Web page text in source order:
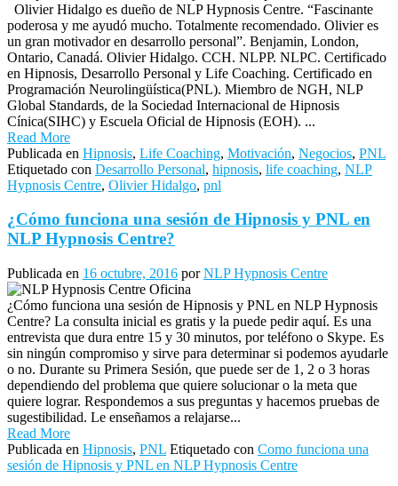
Olivier Hidalgo es dueño de NLP Hypnosis Centre. “Fascinante
poderosa y me ayudó mucho. Totalmente recomendado. Olivier es
un gran motivador en desarrollo personal”. Benjamin, London,
Ontario, Canadá. Olivier Hidalgo. CCH. NLPP. NLPC. Certificado
en Hipnosis, Desarrollo Personal y Life Coaching. Certificado en
Programación Neurolingüística(PNL). Miembro de NGH, NLP
Global Standards, de la Sociedad Internacional de Hipnosis
Cínica(SIHC) y Escuela Oficial de Hipnosis (EOH). ...
Read More
Publicada en Hipnosis, Life Coaching, Motivación, Negocios, PNL
Etiquetado con Desarrollo Personal, hipnosis, life coaching, NLP
Hypnosis Centre, Olivier Hidalgo, pnl
¿Cómo funciona una sesión de Hipnosis y PNL en
NLP Hypnosis Centre?
Publicada en 16 octubre, 2016 porNLP Hypnosis Centre
¿Cómo funciona una sesión de Hipnosis y PNL en NLP Hypnosis
Centre? La consulta inicial es gratis y la puede pedir aquí. Es una
entrevista que dura entre 15 y 30 minutos, por teléfono o Skype. Es
sin ningún compromiso y sirve para determinar si podemos ayudarle
o no. Durante su Primera Sesión, que puede ser de 1, 2 o 3 horas
dependiendo del problema que quiere solucionar o la meta que
quiere lograr. Respondemos a sus preguntas y hacemos pruebas de
sugestibilidad. Le enseñamos a relajarse...
Read More
Publicada en Hipnosis, PNL Etiquetado con Como funciona una
sesión de Hipnosis y PNL en NLP Hypnosis Centre